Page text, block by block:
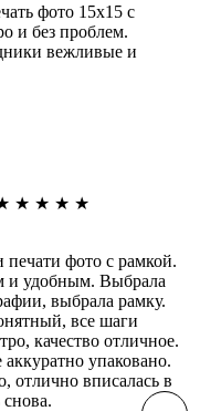
фото 15х15 с
и без проблем.
вежливые и
★ ★ ★ ★
печати фото с рамкой.
и удобным. Выбрала
выбрала рамку.
все шаги
качество отличное.
упаковано.
отлично вписалась в
снова.